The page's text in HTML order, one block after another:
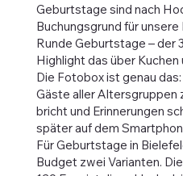
Geburtstage sind nach
Buchungsgrund für
Runde Geburtstage – der
Highlight das über
Die Fotobox ist genau
Gäste aller Altersgruppen
bricht und Erinnerungen
später auf dem
Für Geburtstage in
Budget zwei Varianten.